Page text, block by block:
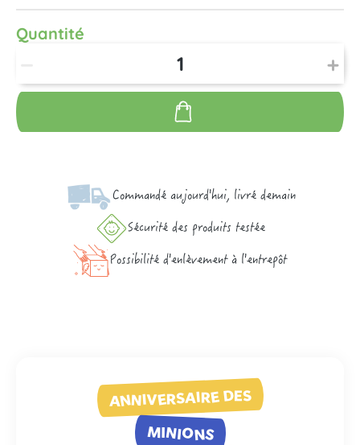
Quantité
Commandé aujourd'hui, livré demain
Sécurité des produits testée
Possibilité d'enlèvement à l'entrepôt
ANNIVERSAIRE DES
MINIONS